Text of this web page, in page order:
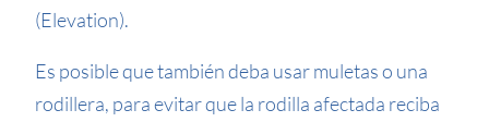
(Elevation).
Es posible que también deba usar muletas o una
rodillera, para evitar que la rodilla afectada reciba